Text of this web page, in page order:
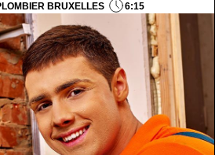
BRUXELLES 6:15